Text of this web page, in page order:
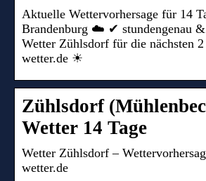
Aktuelle Wettervorhersage für 14
Brandenburg ☁️ ✔ stundengenau
Wetter Zühlsdorf für die nächsten
wetter.de ☀
Zühlsdorf
Wetter 14 Tage
Wetter Zühlsdorf –
wetter.de